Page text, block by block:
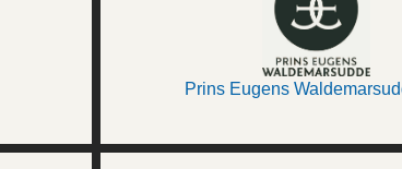
Prins Eugens